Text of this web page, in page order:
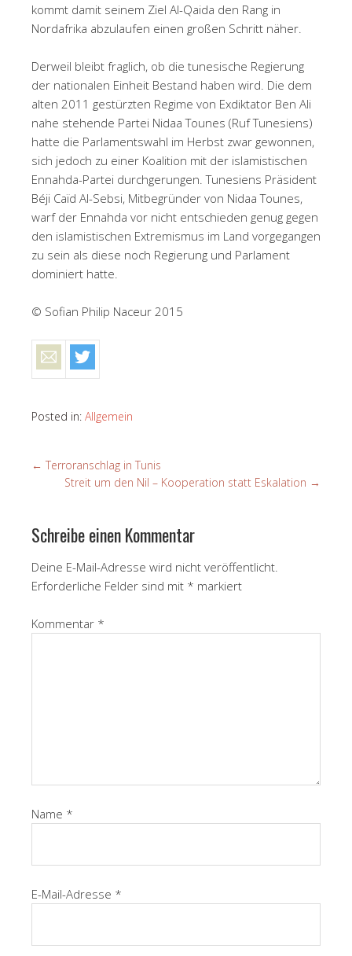
kommt damit seinem Ziel Al-Qaida den Rang in
Nordafrika abzulaufen einen großen Schritt näher.
Derweil bleibt fraglich, ob die tunesische Regierung
der nationalen Einheit Bestand haben wird. Die dem
alten 2011 gestürzten Regime von Exdiktator Ben Ali
nahe stehende Partei Nidaa Tounes (Ruf Tunesiens)
hatte die Parlamentswahl im Herbst zwar gewonnen,
sich jedoch zu einer Koalition mit der islamistischen
Ennahda-Partei durchgerungen. Tunesiens Präsident
Béji Caïd Al-Sebsi, Mitbegründer von Nidaa Tounes,
warf der Ennahda vor nicht entschieden genug gegen
den islamistischen Extremismus im Land vorgegangen
zu sein als diese noch Regierung und Parlament
dominiert hatte.
© Sofian Philip Naceur 2015
Posted in: Allgemein
← Terroranschlag in Tunis
Streit um den Nil – Kooperation statt Eskalation →
Schreibe einen Kommentar
Deine E-Mail-Adresse wird nicht veröffentlicht.
Erforderliche Felder sind mit * markiert
Kommentar *
Name *
E-Mail-Adresse *